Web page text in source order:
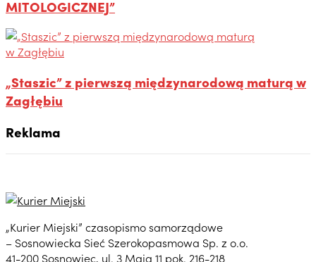
MITOLOGICZNEJ”
„Staszic” z pierwszą międzynarodową maturą w
Zagłębiu
Reklama
„Kurier Miejski” czasopismo samorządowe
– Sosnowiecka Sieć Szerokopasmowa Sp. z o.o.
41-200 Sosnowiec, ul. 3 Maja 11 pok. 216-218